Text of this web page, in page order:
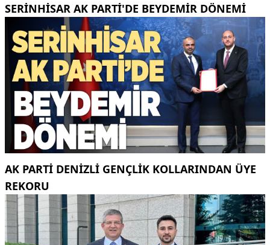
SERINHISAR AK PARTI'DE BEYDEMIR DÖNEMI
AK PARTI DENIZLI GENÇLIK KOLLARINDAN ÜYE
REKORU